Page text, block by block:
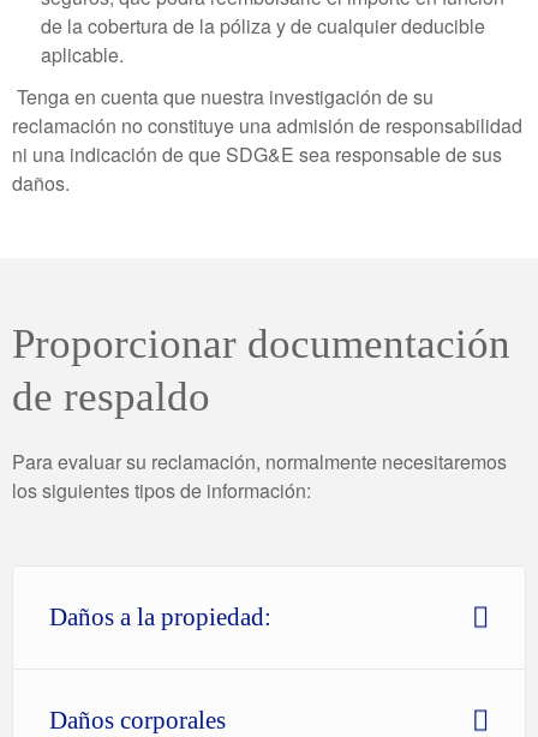
de la cobertura de la póliza y de cualquier deducible
aplicable.
Tenga en cuenta que nuestra investigación de su
reclamación no constituye una admisión de responsabilidad
ni una indicación de que SDG&E sea responsable de sus
daños.
Proporcionar documentación
de respaldo
Para evaluar su reclamación, normalmente necesitaremos
los siguientes tipos de información:
Daños a la propiedad:
Daños corporales